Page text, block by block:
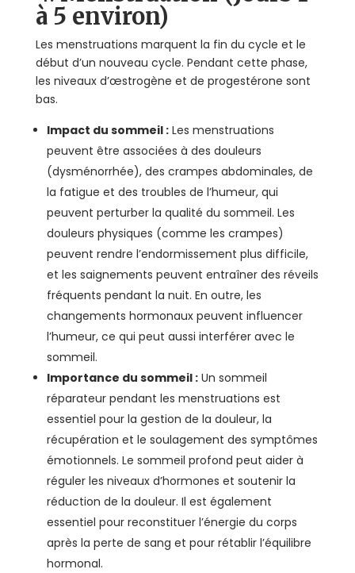
à 5 environ)
Les menstruations marquent la fin du cycle et le
début d’un nouveau cycle. Pendant cette phase,
les niveaux d’œstrogène et de progestérone sont
bas.
Impact du sommeil :Les menstruations
peuvent être associées à des douleurs
(dysménorrhée), des crampes abdominales, de
la fatigue et des troubles de l’humeur, qui
peuvent perturber la qualité du sommeil. Les
douleurs physiques (comme les crampes)
peuvent rendre l’endormissement plus difficile,
et les saignements peuvent entraîner des réveils
fréquents pendant la nuit. En outre, les
changements hormonaux peuvent influencer
l’humeur, ce qui peut aussi interférer avec le
sommeil.
Importance du sommeil :Un sommeil
réparateur pendant les menstruations est
essentiel pour la gestion de la douleur, la
récupération et le soulagement des symptômes
émotionnels. Le sommeil profond peut aider à
réguler les niveaux d’hormones et soutenir la
réduction de la douleur. Il est également
essentiel pour reconstituer l’énergie du corps
après la perte de sang et pour rétablir l’équilibre
hormonal.